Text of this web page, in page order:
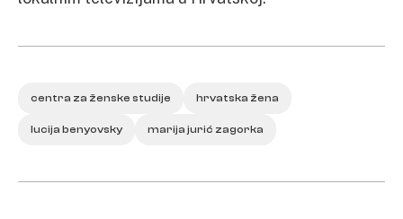
centra za ženske studije hrvatska žena
lucija benyovsky marija jurić zagorka